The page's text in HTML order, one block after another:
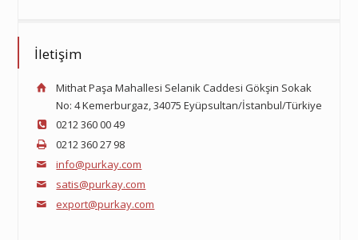
İletişim
Mithat Paşa Mahallesi Selanik Caddesi Gökşin Sokak
No: 4 Kemerburgaz, 34075 Eyüpsultan/İstanbul/Türkiye
0212 360 00 49
0212 360 27 98
info@purkay.com
satis@purkay.com
export@purkay.com